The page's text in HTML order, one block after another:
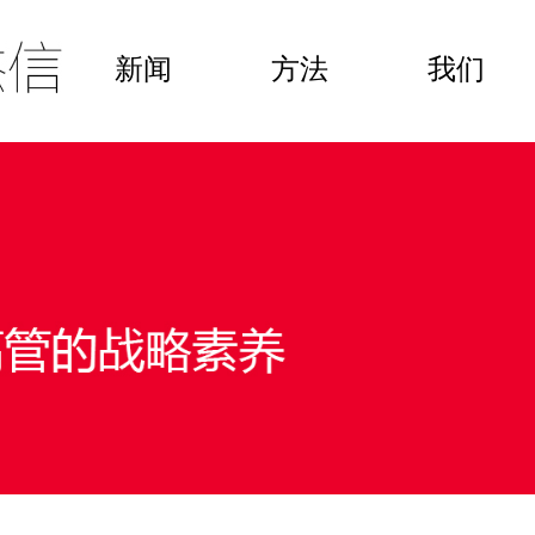
新闻 方法 我们